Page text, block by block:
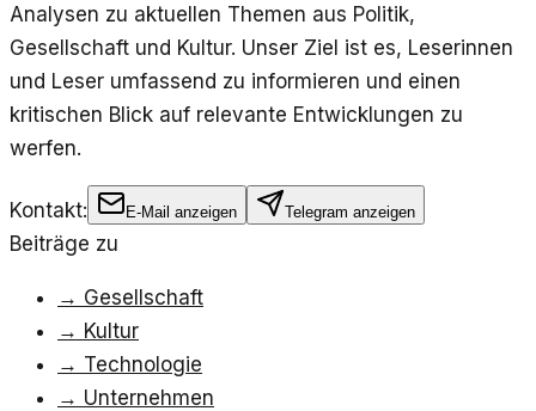
Analysen zu aktuellen Themen aus Politik,
Gesellschaft und Kultur. Unser Ziel ist es, Leserinnen
und Leser umfassend zu informieren und einen
kritischen Blick auf relevante Entwicklungen zu
werfen.
Kontakt: E-Mail anzeigen Telegram anzeigen
Beiträge zu
→ Gesellschaft
→ Kultur
→ Technologie
→ Unternehmen